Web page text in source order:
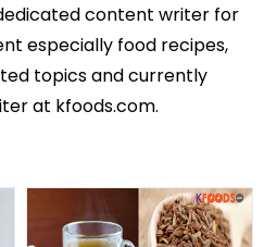
content writer for
especially food recipes,
topics and currently
at kfoods.com.